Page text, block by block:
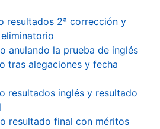
resultados 2ª corrección y
anulando la prueba de inglés
tras alegaciones y fecha
resultados inglés y resultado
resultado final con méritos